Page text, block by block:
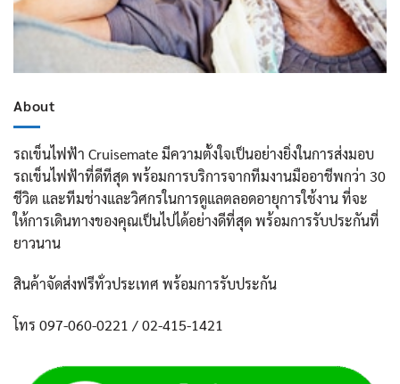
About
รถเข็นไฟฟ้า Cruisemate มีความตั้งใจเป็นอย่างยิ่งในการส่งมอบ
รถเข็นไฟฟ้าที่ดีทีสุด พร้อมการบริการจากทีมงานมืออาชีพกว่า 30
ชีวิต และทีมช่างและวิศกรในการดูแลตลอดอายุการใช้งาน ที่จะ
ให้การเดินทางของคุณเป็นไปได้อย่างดีที่สุด พร้อมการรับประกันที่
ยาวนาน
สินค้าจัดส่งฟรีทั่วประเทศ พร้อมการรับประกัน
โทร 097-060-0221 / 02-415-1421